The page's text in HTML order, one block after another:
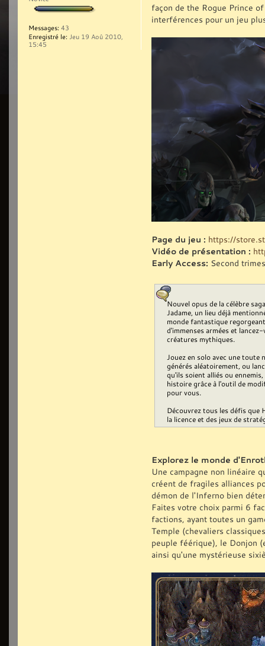
façon de the Rogue Prince
interférences pour un jeu
Page du jeu : https://
Vidéo de présentation :
Early Access: Second
Nouvel opus de la célèbre
Jadame, un lieu déjà
monde fantastique
d'immenses armées et
créatures mythiques.
Jouez en solo avec une toute
générés aléatoirement, ou
qu'ils soient alliés ou
histoire grâce à l'outil de
pour vous.
Découvrez tous les défis que
la licence et des jeux de
Explorez le monde
Une campagne non linéaire
créent de fragiles alliances
démon de l'Inferno bien
Faites votre choix parmi 6
factions, ayant toutes un
Temple (chevaliers
peuple féérique), le Donjon
ainsi qu'une mystérieuse
Messages: 43
Enregistré le: Jeu 19 Aoû 2010,
15:45